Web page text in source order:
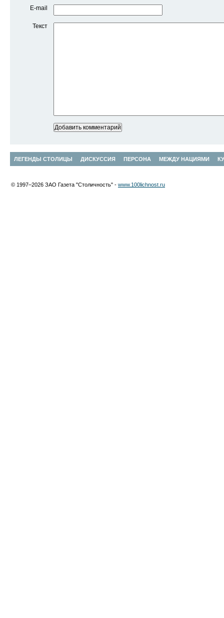
E-mail
Текст
ЛЕГЕНДЫ СТОЛИЦЫ ДИСКУССИЯ ПЕРСОНА МЕЖДУ НАЦИЯМИ
© 1997–2026 ЗАО Газета "Столичность" - www.100lichnost.ru